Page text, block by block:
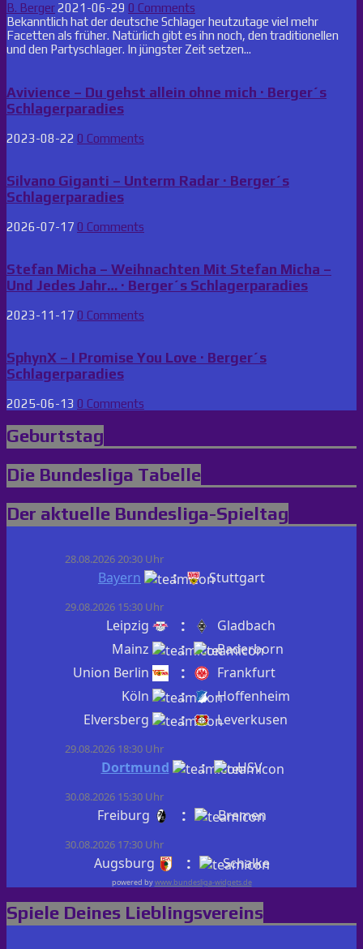
B. Berger2021-06-29 0 Comments
Bekanntlich hat der deutsche Schlager heutzutage viel mehr
Facetten als früher. Natürlich gibt es ihn noch, den traditionellen
und den Partyschlager. In jüngster Zeit setzen...
Avivience – Du gehst allein ohne mich · Berger´s
Schlagerparadies
2023-08-22 0 Comments
Silvano Giganti – Unterm Radar · Berger´s
Schlagerparadies
2026-07-17 0 Comments
Stefan Micha – Weihnachten Mit Stefan Micha –
Und Jedes Jahr… · Berger´s Schlagerparadies
2023-11-17 0 Comments
SphynX – I Promise You Love · Berger´s
Schlagerparadies
2025-06-13 0 Comments
Geburtstag
Die Bundesliga Tabelle
Der aktuelle Bundesliga-Spieltag
28.08.2026 20:30 Uhr
Bayern : Stuttgart
29.08.2026 15:30 Uhr
Leipzig :
Gladbach
Mainz
:
Paderborn
Union Berlin
:
Frankfurt
Köln
:
Hoffenheim
Elversberg
: Leverkusen
29.08.2026 18:30 Uhr
Dortmund : HSV
30.08.2026 15:30 Uhr
Freiburg : Bremen
30.08.2026 17:30 Uhr
Augsburg : Schalke
powered bywww.bundesliga-widgets.de
Spiele Deines Lieblingsvereins